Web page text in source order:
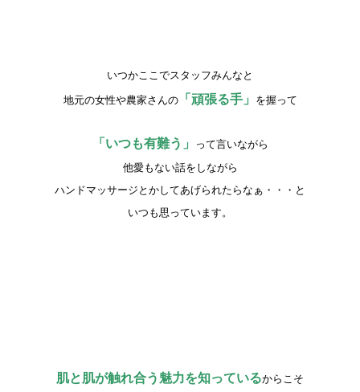
いつかここでスタッフみんなと
地元の女性や農家さんの「頑張る手」 を握って
「いつも有難う」
って言いながら
他愛もない話をしながら
ハンドマッサージとかしてあげられたらなぁ・・・と
いつも思っています。
肌と肌が触れ合う魅力を知っているからこそ